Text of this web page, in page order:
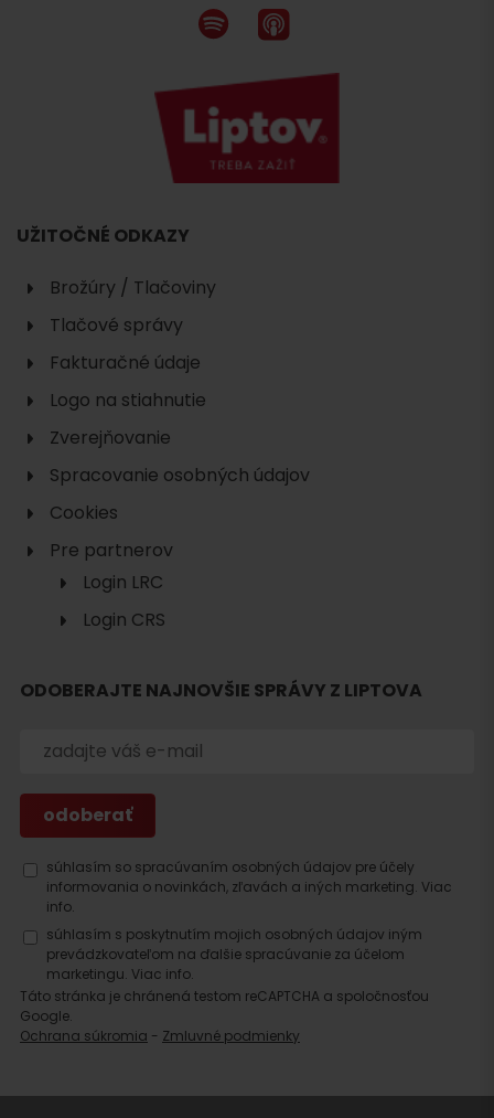
Hľadať
UŽITOČNÉ ODKAZY
Brožúry / Tlačoviny
Tlačové správy
Fakturačné údaje
Logo na stiahnutie
Zverejňovanie
Spracovanie osobných údajov
Cookies
Pre partnerov
Login LRC
Login CRS
ODOBERAJTE NAJNOVŠIE SPRÁVY Z LIPTOVA
súhlasím so spracúvaním osobných údajov pre účely
informovania o novinkách, zľavách a iných marketing. Viac
info.
súhlasím s poskytnutím mojich osobných údajov iným
prevádzkovateľom na ďalšie spracúvanie za účelom
marketingu. Viac info.
Táto stránka je chránená testom reCAPTCHA a spoločnosťou
Google.
Ochrana súkromia - Zmluvné podmienky